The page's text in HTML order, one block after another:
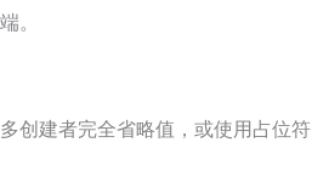
。
创建者完全省略值，或使用占位符